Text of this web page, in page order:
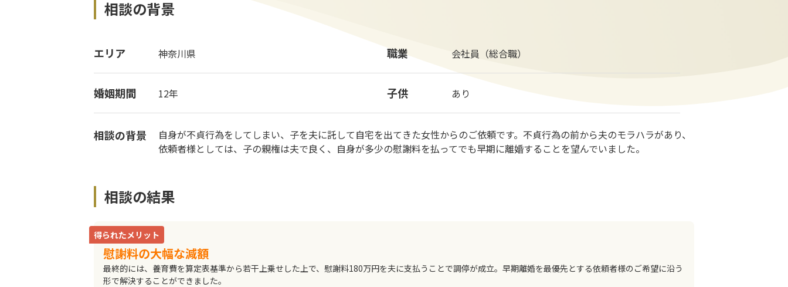
相談の背景
エリア 神奈川県 職業 会社員（総合職）
婚姻期間 12年 子供 あり
相談の背景
自身が不貞行為をしてしまい、子を夫に託して自宅を出てきた女性からのご依頼です。不貞行為の前から夫のモラハラがあり、
依頼者様としては、子の親権は夫で良く、自身が多少の慰謝料を払ってでも早期に離婚することを望んでいました。
相談の結果
得られたメリット
慰謝料の大幅な減額
最終的には、養育費を算定表基準から若干上乗せした上で、慰謝料180万円を夫に支払うことで調停が成立。早期離婚を最優先とする依頼者様のご希望に沿う
形で解決することができました。